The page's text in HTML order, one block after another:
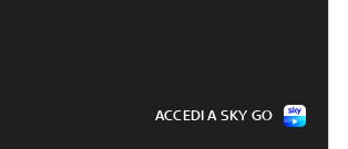
ACCEDI A SKY GO